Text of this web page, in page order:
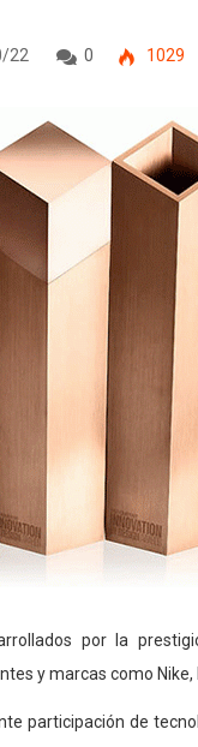
22 0 1029
por la
y marcas como Nike,
participación de